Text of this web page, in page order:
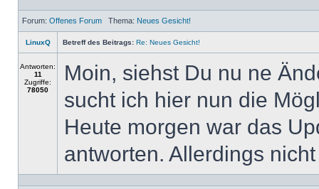
Forum: Offenes Forum Thema: Neues Gesicht!
LinuxQ Betreff des Beitrags: Re: Neues Gesicht!
Antworten:
11
Zugriffe:
78050
Moin, siehst Du nu ne
sucht ich hier nun die
Heute morgen war das
antworten. Allerdings